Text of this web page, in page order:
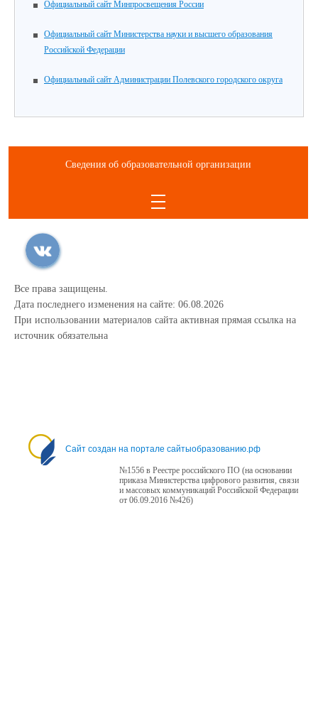
Официальный сайт Минпросвещения России
Официальный сайт Министерства науки и высшего образования
Российской Федерации
Официальный сайт Администрации Полевского городского округа
Сведения об образовательной организации
Все права защищены.
Дата последнего изменения на сайте: 06.08.2026
При использовании материалов сайта активная прямая ссылка на
источник обязательна
Сайт создан на портале сайтыобразованию.рф
№1556 в Реестре российского ПО (на основании
приказа Министерства цифрового развития, связи
и массовых коммуникаций Российской Федерации
от 06.09.2016 №426)